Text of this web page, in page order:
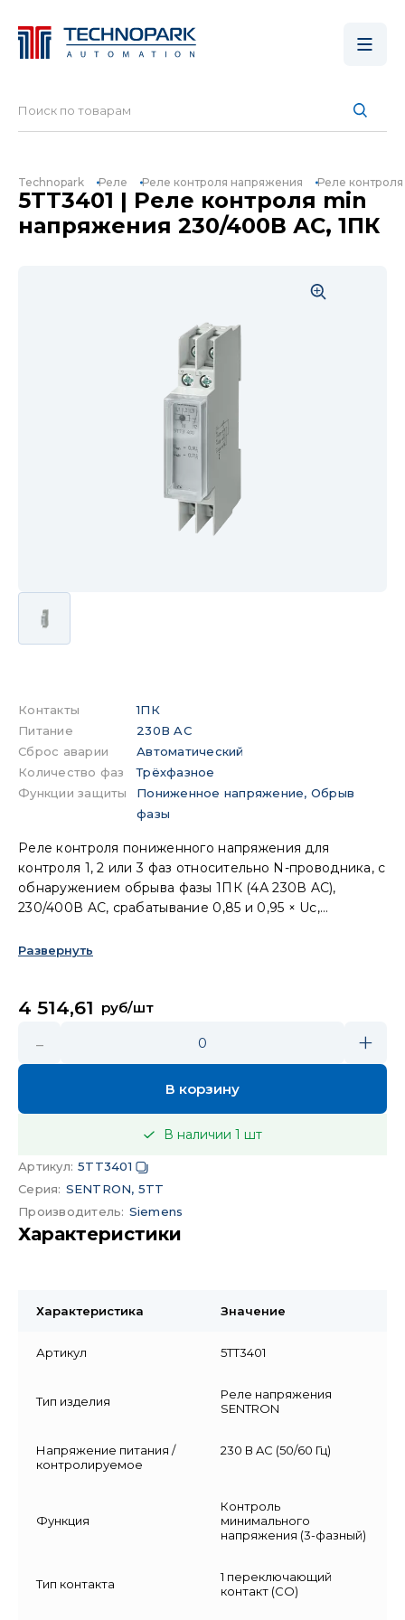
Technopark Реле Реле контроля напряжения Реле
5TT3401 | Реле контроля min
напряжения 230/400В АС, 1ПК
Контакты
1ПК
Питание
230В AC
Сброс аварии
Автоматический
Количество фаз
Трёхфазное
Функции защиты
Пониженное напряжение, Обрыв
фазы
Реле контроля пониженного напряжения для
контроля 1, 2 или 3 фаз относительно N-проводника, с
обнаружением обрыва фазы 1ПК (4А 230В AC),
230/400В AC, срабатывание 0,85 и 0,95 × Uc,
Развернуть
4 514,61 руб/шт
- 0 +
В корзину
В наличии 1 шт
Артикул: 5TT3401
Серия: SENTRON, 5TT
Производитель: Siemens
Характеристики
Характеристика Значение
Артикул 5TT3401
Тип изделия
Реле напряжения
SENTRON
Напряжение питания /
контролируемое
230 В AC (50/60 Гц)
Функция
Контроль
минимального
напряжения (3-фазный)
Тип контакта
1 переключающий
контакт (CO)